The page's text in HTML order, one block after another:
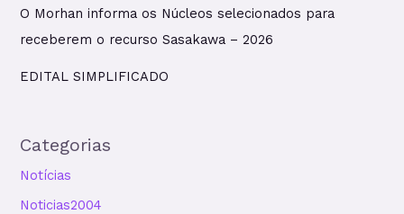
O Morhan informa os Núcleos selecionados para
receberem o recurso Sasakawa – 2026
EDITAL SIMPLIFICADO
Categorias
Notícias
Noticias2004